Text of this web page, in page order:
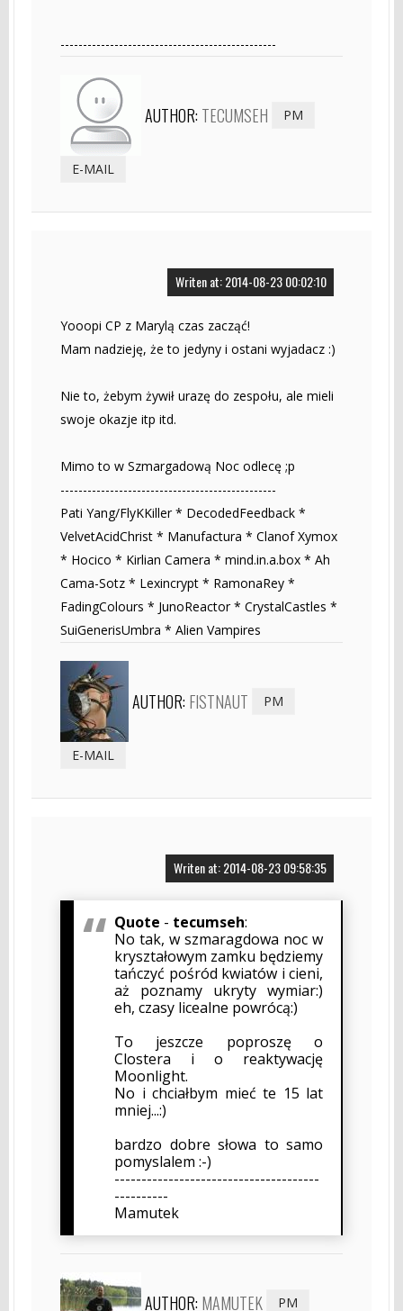
------------------------------------------------
AUTHOR: TECUMSEH PM
E-MAIL
Writen at: 2014-08-23 00:02:10
Yooopi CP z Marylą czas zacząć!
Mam nadzieję, że to jedyny i ostani wyjadacz :)
Nie to, żebym żywił urazę do zespołu, ale mieli
swoje okazje itp itd.
Mimo to w Szmargadową Noc odlecę ;p
------------------------------------------------
Pati Yang/FlyKKiller * DecodedFeedback *
VelvetAcidChrist * Manufactura * Clanof Xymox
* Hocico * Kirlian Camera * mind.in.a.box * Ah
Cama-Sotz * Lexincrypt * RamonaRey *
FadingColours * JunoReactor * CrystalCastles *
SuiGenerisUmbra * Alien Vampires
AUTHOR: FISTNAUT PM
E-MAIL
Writen at: 2014-08-23 09:58:35
Quote - tecumseh:
No tak, w szmaragdowa noc w
kryształowym zamku będziemy
tańczyć pośród kwiatów i cieni,
aż poznamy ukryty wymiar:)
eh, czasy licealne powrócą:)
To jeszcze poproszę o
Clostera i o reaktywację
Moonlight.
No i chciałbym mieć te 15 lat
mniej...:)
bardzo dobre słowa to samo
pomyslalem :-)
--------------------------------------
----------
Mamutek
AUTHOR: MAMUTEK PM